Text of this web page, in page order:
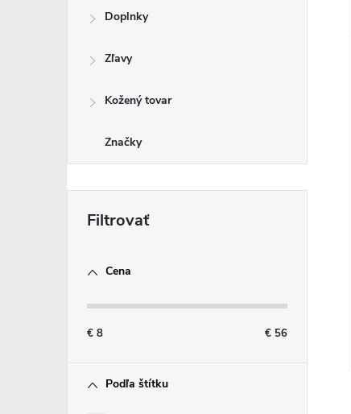
Doplnky
Zľavy
Kožený tovar
Značky
Cena
€ 8 € 56
Podľa štítku